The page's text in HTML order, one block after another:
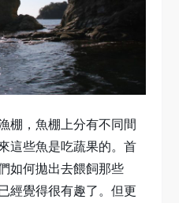
棚，魚棚上分有不同間
這些魚是吃蔬果的。首
如何拋出去餵飼那些
經覺得很有趣了。但更